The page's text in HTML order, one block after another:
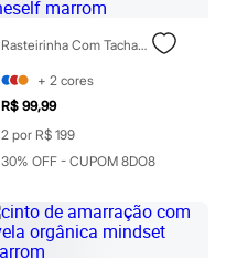
Rasteirinha Com Tachas Oneself Marrom
+ 2 cores
R$ 99,99
2 por R$ 199
30% OFF - CUPOM 8DO8